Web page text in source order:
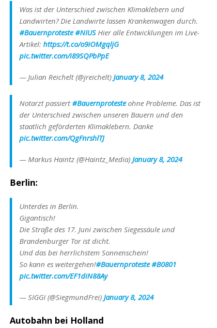
Was ist der Unterschied zwischen Klimaklebern und
Landwirten? Die Landwirte lassen Krankenwagen durch.
#Bauernproteste #NIUSHier alle Entwicklungen im Live-
Artikel: https://t.co/o9iOMgqljG
pic.twitter.com/i89SQPbPpE
— Julian Reichelt (@jreichelt) January 8, 2024
Notarzt passiert#Bauernprotesteohne Probleme. Das ist
der Unterschied zwischen unseren Bauern und den
staatlich geförderten Klimaklebern. Danke
pic.twitter.com/QgFnrshlTJ
— Markus Haintz (@Haintz_Media) January 8, 2024
Berlin:
Unterdes in Berlin.
Gigantisch!
Die Straße des 17. Juni zwischen Siegessäule und
Brandenburger Tor ist dicht.
Und das bei herrlichstem Sonnenschein!
So kann es weitergehen!#Bauernproteste #B0801
pic.twitter.com/EF1diN88Ay
— SIGGI (@SiegmundFrei) January 8, 2024
Autobahn bei Holland